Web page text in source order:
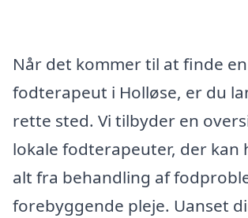
Når det kommer til at finde
fodterapeut i Holløse, er du
rette sted. Vi tilbyder en
lokale fodterapeuter, der kan
alt fra behandling af
forebyggende pleje. Uanset